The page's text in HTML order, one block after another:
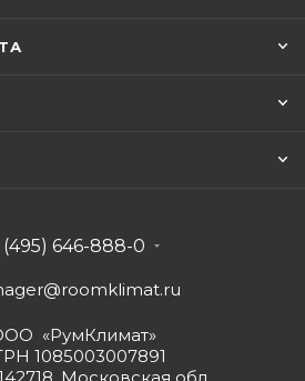
(495) 646-888-0
«РумКлимат»
1085003007891